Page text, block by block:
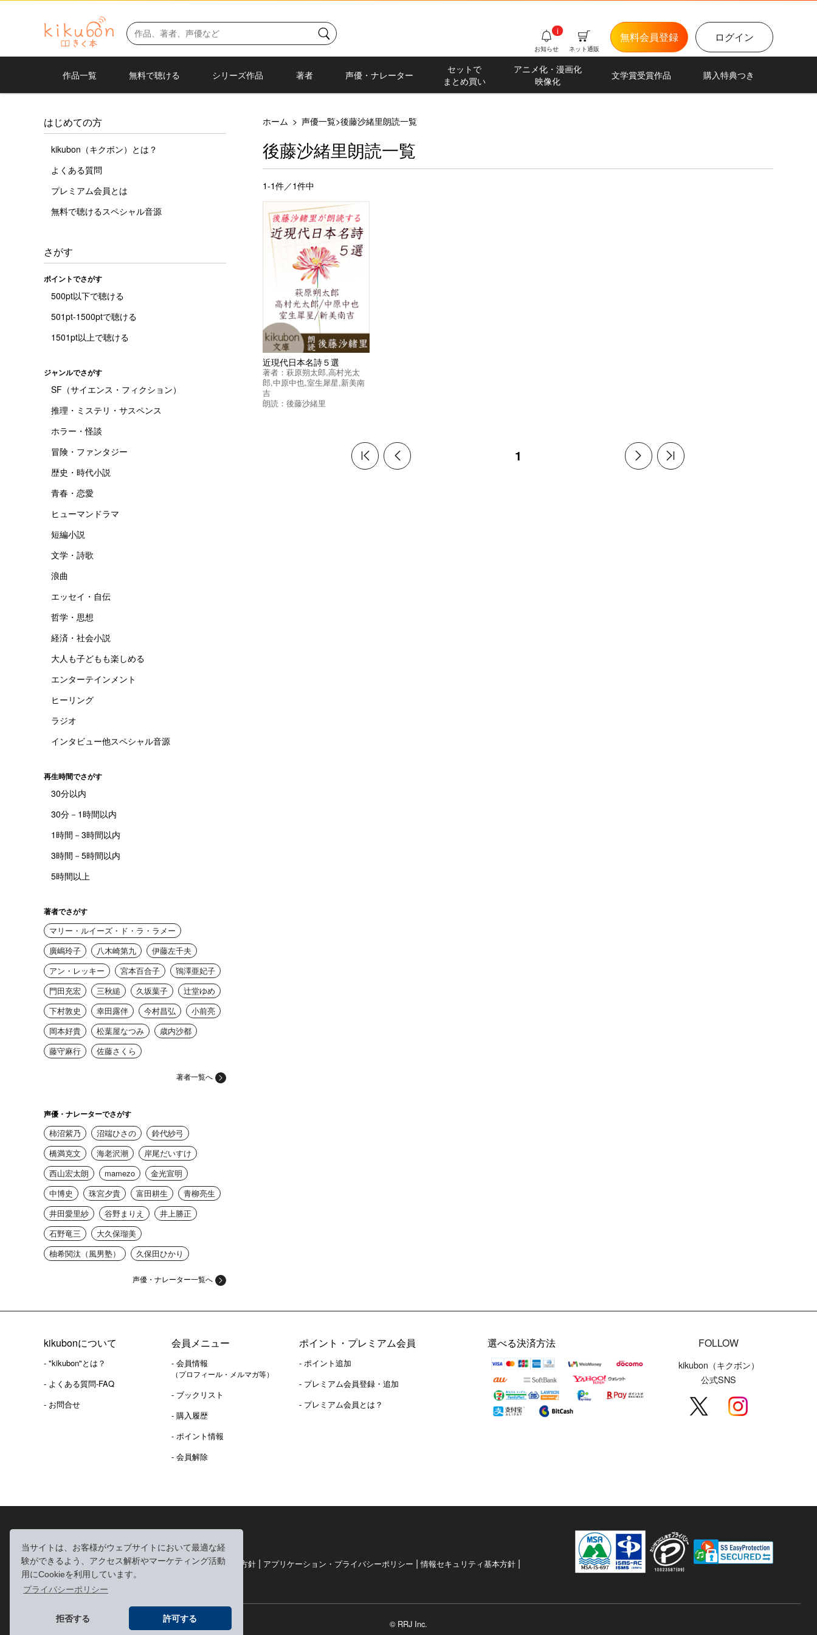
当サイトは、お客様がウェブサイトにおいて最適な経
験ができるよう、アクセス解析やマーケティング活動
用にCookieを利用しています。
プライバシーポリシー
拒否する 許可する
ログイン
無料会員登録
ネット通販
お知らせ
i
作品一覧 無料で聴ける シリーズ作品 著者 声優・ナレーター
セットで
まとめ買い
アニメ化・漫画化
映像化
文学賞受賞作品 購入特典つき
はじめての方
kikubon（キクボン）とは？
よくある質問
プレミアム会員とは
無料で聴けるスペシャル音源
さがす
ポイントでさがす
500pt以下で聴ける
501pt-1500ptで聴ける
1501pt以上で聴ける
ジャンルでさがす
SF（サイエンス・フィクション）
推理・ミステリ・サスペンス
ホラー・怪談
冒険・ファンタジー
歴史・時代小説
青春・恋愛
ヒューマンドラマ
短編小説
文学・詩歌
浪曲
エッセイ・自伝
哲学・思想
経済・社会小説
大人も子どもも楽しめる
エンターテインメント
ヒーリング
ラジオ
インタビュー他スペシャル音源
再生時間でさがす
30分以内
30分－1時間以内
1時間－3時間以内
3時間－5時間以内
5時間以上
著者でさがす
マリー・ルイーズ・ド・ラ・ラメー
廣嶋玲子
八木崎第九
伊藤左千夫
アン・レッキー
宮本百合子
鴇澤亜妃子
門田充宏
三秋縋 久坂葉子
辻堂ゆめ
下村敦史
幸田露伴 今村昌弘
小前亮
岡本好貴
松葉屋なつみ
歳内沙都
藤守麻行
佐藤さくら
著者一覧へ
声優・ナレーターでさがす
柿沼紫乃 沼端ひさの
鈴代紗弓
橋満克文
海老沢潮
岸尾だいすけ
西山宏太朗
mamezo
金光宣明
中博史
珠宮夕貴 富田耕生
青柳亮生
井田愛里紗
谷野まりえ
井上勝正
石野竜三
大久保瑠美
柚希関汰（風男塾）
久保田ひかり
声優・ナレーター一覧へ
ホーム > 声優一覧>後藤沙緒里朗読一覧
後藤沙緒里朗読一覧
1-1件／1件中
近現代日本名詩５選
著者： 萩原朔太郎,高村光太
郎,中原中也,室生犀星,新美南
吉
朗読： 後藤沙緒里
1
kikubonについて
- "kikubon"とは？
- よくある質問-FAQ
- お問合せ
会員メニュー
- 会員情報
（プロフィール・メルマガ等）
- ブックリスト
- 購入履歴
- ポイント情報
- 会員解除
ポイント・プレミアム会員
- ポイント追加
- プレミアム会員登録・追加
- プレミアム会員とは？
FOLLOW
kikubon（キクボン）
公式SNS
選べる決済方法
利用規約|個人情報の取り扱いについて| 個人情報保護方針 | アプリケーション・プライバシーポリシー |情報セキュリティ基本方針 |
特定商取引法に基づく表記
© RRJ Inc.